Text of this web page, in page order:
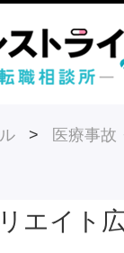
>
医療事故
エイト